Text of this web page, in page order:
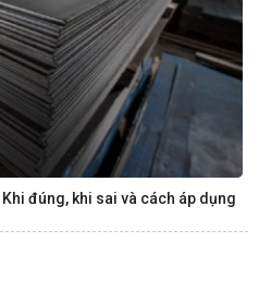
đúng, khi sai và cách áp dụng